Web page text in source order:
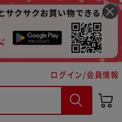
ログイン/会員情報